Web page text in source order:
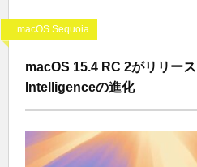
macOS Sequoia
macOS 15.4 RC 2がリリー
Intelligenceの進化